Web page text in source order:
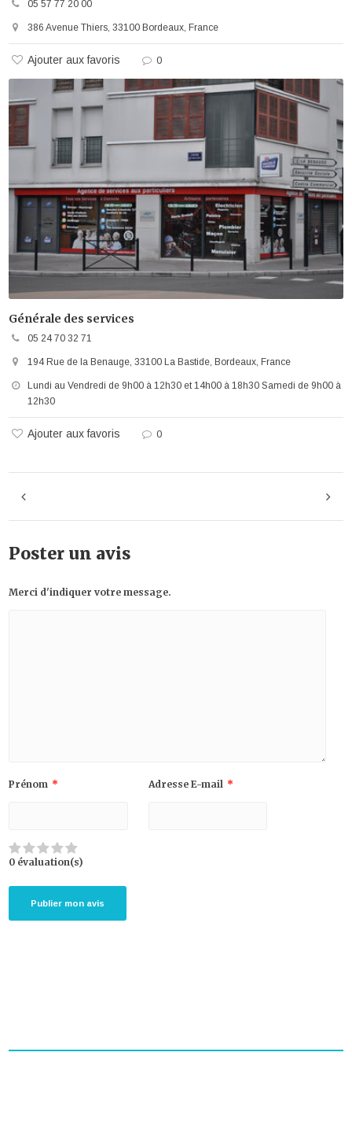
05 57 77 20 00
386 Avenue Thiers, 33100 Bordeaux, France
Ajouter aux favoris 0
Générale des services
05 24 70 32 71
194 Rue de la Benauge, 33100 La Bastide, Bordeaux, France
Lundi au Vendredi de 9h00 à 12h30 et 14h00 à 18h30 Samedi de 9h00 à
12h30
Ajouter aux favoris 0
Poster un avis
Merci d'indiquer votre message.
Prénom * Adresse E-mail *
0 évaluation(s)